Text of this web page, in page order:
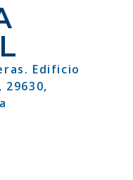
Edificio
29630,